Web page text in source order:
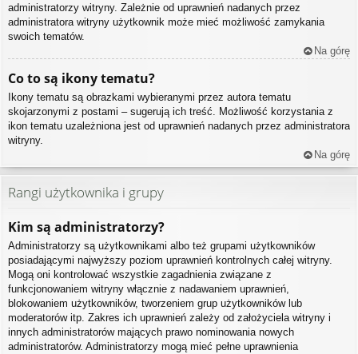
administratorzy witryny. Zależnie od uprawnień nadanych przez
administratora witryny użytkownik może mieć możliwość zamykania
swoich tematów.
Na górę
Co to są ikony tematu?
Ikony tematu są obrazkami wybieranymi przez autora tematu
skojarzonymi z postami – sugerują ich treść. Możliwość korzystania z
ikon tematu uzależniona jest od uprawnień nadanych przez administratora
witryny.
Na górę
Rangi użytkownika i grupy
Kim są administratorzy?
Administratorzy są użytkownikami albo też grupami użytkowników
posiadającymi najwyższy poziom uprawnień kontrolnych całej witryny.
Mogą oni kontrolować wszystkie zagadnienia związane z
funkcjonowaniem witryny włącznie z nadawaniem uprawnień,
blokowaniem użytkowników, tworzeniem grup użytkowników lub
moderatorów itp. Zakres ich uprawnień zależy od założyciela witryny i
innych administratorów mających prawo nominowania nowych
administratorów. Administratorzy mogą mieć pełne uprawnienia